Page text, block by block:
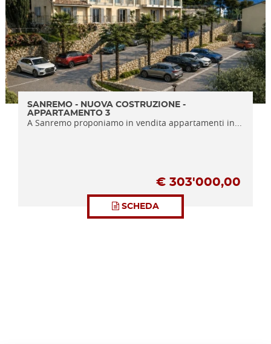
SANREMO - NUOVA COSTRUZIONE -
APPARTAMENTO 3
A Sanremo proponiamo in vendita appartamenti in...
€ 303'000,00
SCHEDA